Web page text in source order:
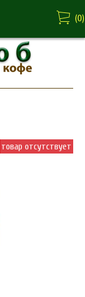
(0)
товар отсутствует